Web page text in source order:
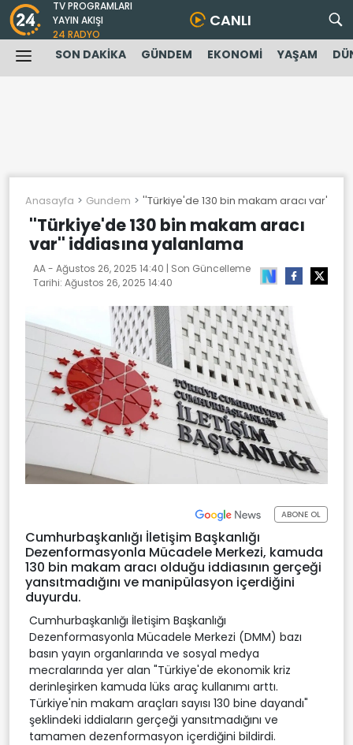
TV PROGRAMLARI
YAYIN AKIŞI
24 RADYO
CANLI
SON DAKİKA GÜNDEM EKONOMİ YAŞAM
Anasayfa Gundem ''Türkiye'de 130 bin makam aracı var''
''Türkiye'de 130 bin makam aracı
var'' iddiasına yalanlama
AA - Ağustos 26, 2025 14:40 | Son Güncelleme
Tarihi: Ağustos 26, 2025 14:40
ABONE OL
Cumhurbaşkanlığı İletişim Başkanlığı
Dezenformasyonla Mücadele Merkezi, kamuda
130 bin makam aracı olduğu iddiasının gerçeği
yansıtmadığını ve manipülasyon içerdiğini
duyurdu.
Cumhurbaşkanlığı İletişim Başkanlığı
Dezenformasyonla Mücadele Merkezi (DMM) bazı
basın yayın organlarında ve sosyal medya
mecralarında yer alan "Türkiye'de ekonomik kriz
derinleşirken kamuda lüks araç kullanımı arttı.
Türkiye'nin makam araçları sayısı 130 bine dayandı"
şeklindeki iddiaların gerçeği yansıtmadığını ve
tamamen dezenformasyon içerdiğini bildirdi.